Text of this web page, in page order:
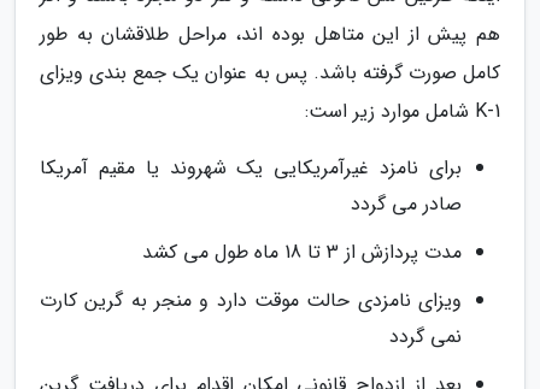
هم پیش از این متاهل بوده اند، مراحل طلاقشان به طور
کامل صورت گرفته باشد. پس به عنوان یک جمع بندی ویزای
K-1 شامل موارد زیر است:
برای نامزد غیرآمریکایی یک شهروند یا مقیم آمریکا
صادر می گردد
مدت پردازش از 3 تا 18 ماه طول می کشد
ویزای نامزدی حالت موقت دارد و منجر به گرین کارت
نمی گردد